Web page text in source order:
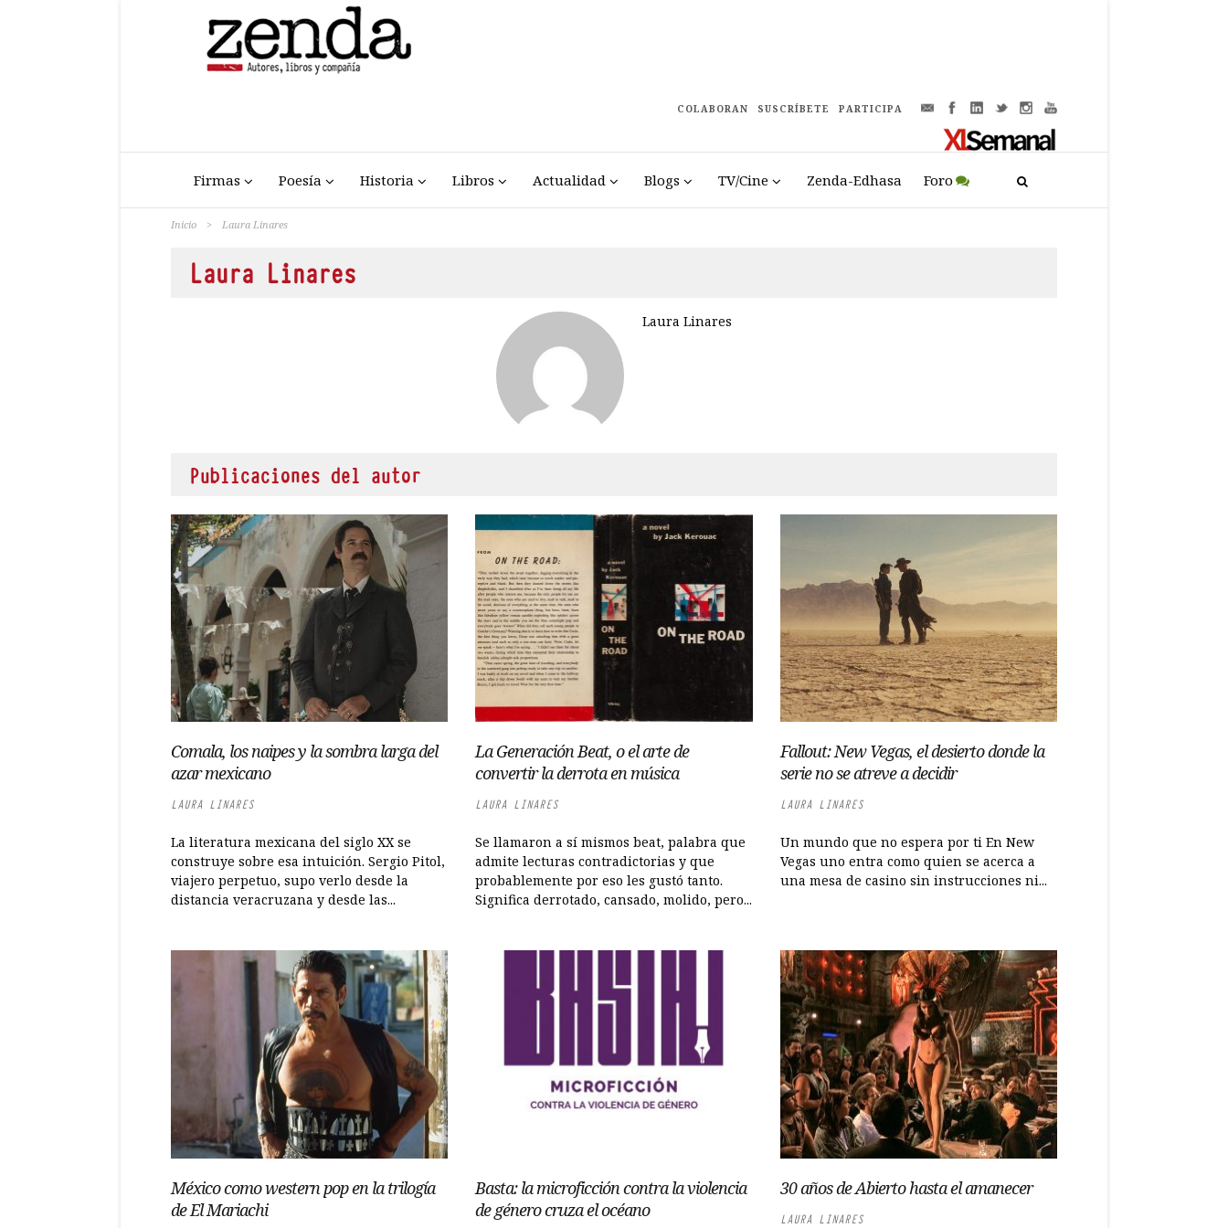
COLABORAN SUSCRÍBETE PARTICIPA
Firmas Poesía Historia Libros Actualidad Blogs TV/Cine Zenda-Edhasa Foro
Inicio > Laura Linares
Laura Linares
Laura Linares
Publicaciones del autor
Comala, los naipes y la sombra larga del
azar mexicano
LAURA LINARES
La literatura mexicana del siglo XX se
construye sobre esa intuición. Sergio Pitol,
viajero perpetuo, supo verlo desde la
distancia veracruzana y desde las...
La Generación Beat, o el arte de
convertir la derrota en música
LAURA LINARES
Se llamaron a sí mismos beat, palabra que
admite lecturas contradictorias y que
probablemente por eso les gustó tanto.
Significa derrotado, cansado, molido, pero...
Fallout: New Vegas, el desierto donde la
serie no se atreve a decidir
LAURA LINARES
Un mundo que no espera por ti En New
Vegas uno entra como quien se acerca a
una mesa de casino sin instrucciones ni...
México como western pop en la trilogía
de El Mariachi
Basta: la microficción contra la violencia
de género cruza el océano
30 años de Abierto hasta el amanecer
LAURA LINARES